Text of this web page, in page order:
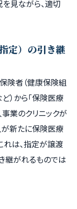
見ながら、適切
定）の引き継
険者（健康保険組
）から「保険医療
業のクリニックが
が新たに保険医療
れは、指定が譲渡
継がれるものでは